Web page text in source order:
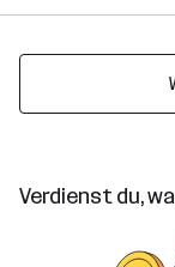
Verdienst du,